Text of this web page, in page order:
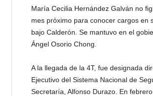
María Cecilia Hernández Galván no
mes próximo para conocer cargos en
bajo Calderón. Se mantuvo en el
Ángel Osorio Chong.
A la llegada de la 4T, fue designada
Ejecutivo del Sistema Nacional de
Secretaría, Alfonso Durazo. En